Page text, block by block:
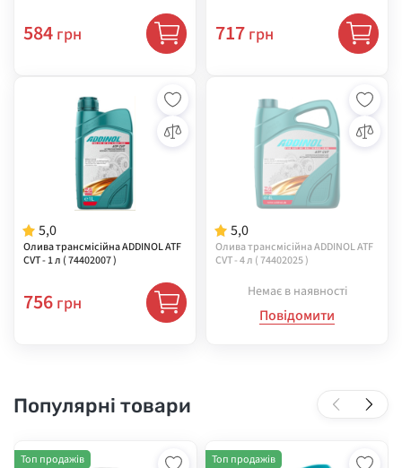
584 грн 717 грн
5,0
Олива трансмісійна ADDINOL ATF
CVT - 1 л ( 74402007 )
756 грн
5,0
Олива трансмісійна ADDINOL ATF
CVT - 4 л ( 74402025 )
Немає в наявності
Повідомити
Популярні товари
Топ продажів Топ продажів